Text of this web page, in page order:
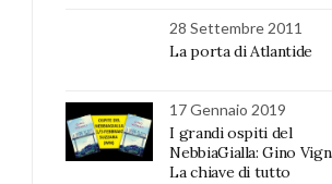
28 Settembre 2011
La porta di Atlantide
17 Gennaio 2019
I grandi ospiti del
NebbiaGialla: Gino
La chiave di tutto